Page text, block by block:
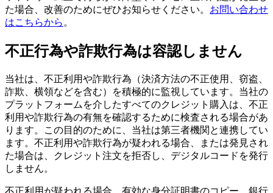
た場合、改善のためにぜひお知らせください。 お問い合わせ
はこちらから 。
不正行為や詐欺行為は容認しません
当社は、不正利用や詐欺行為（決済方法の不正使用、窃盗、
詐欺、横領などを含む）を積極的に監視しています。当社の
プラットフォームを介したすべてのクレジット購入は、不正
利用や詐欺行為の有無を確認するために検査される場合があ
ります。この目的のために、当社は第三者機関と連携してい
ます。不正利用や詐欺行為が疑われる場合、または発見され
た場合は、クレジット注文を拒否し、デジタルコードを発行
しません。